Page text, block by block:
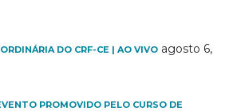
DO CRF-CE | AO VIVO agosto 6,
PROMOVIDO PELO CURSO DE